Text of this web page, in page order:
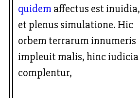
quidem affectus est inuidia,
et plenus simulatione. Hic
orbem terrarum innumeris
impleuit malis, hinc iudicia
complentur,